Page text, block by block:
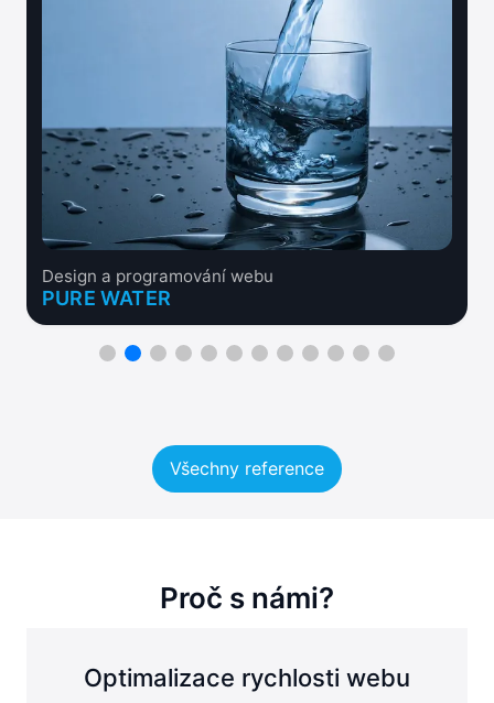
Design a programování webu
PURE WATER
Všechny reference
Proč s námi?
Optimalizace rychlosti webu